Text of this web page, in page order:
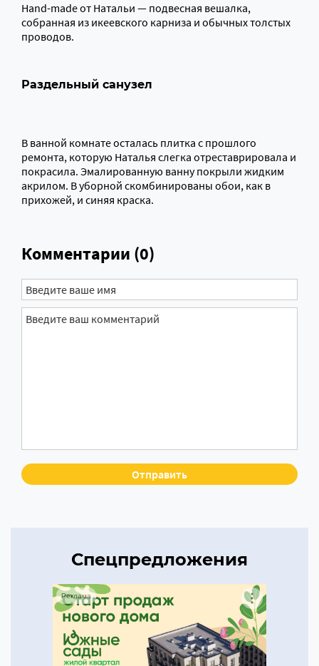
Hand-made от Натальи — подвесная вешалка,
собранная из икеевского карниза и обычных толстых
проводов.
Раздельный санузел
В ванной комнате осталась плитка с прошлого
ремонта, которую Наталья слегка отреставрировала и
покрасила. Эмалированную ванну покрыли жидким
акрилом. В уборной скомбинированы обои, как в
прихожей, и синяя краска.
Комментарии (0)
Спецпредложения
Реклама